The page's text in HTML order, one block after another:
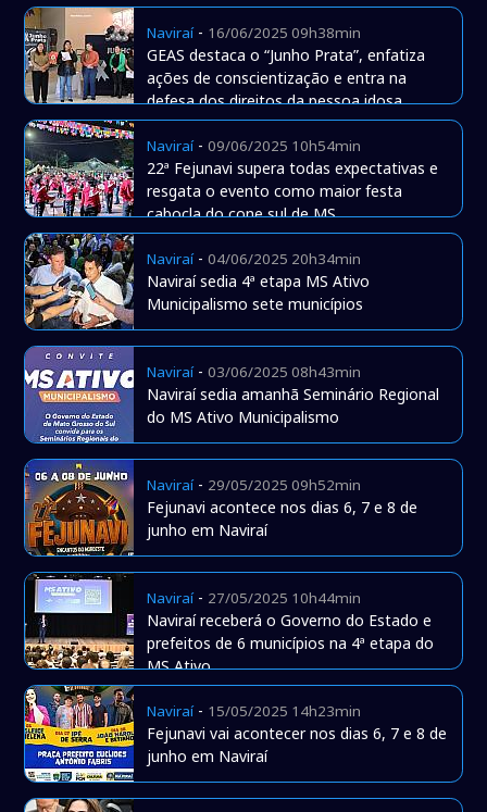
Naviraí- 16/06/2025 09h38min
GEAS destaca o “Junho Prata”, enfatiza
ações de conscientização e entra na
defesa dos direitos da pessoa idosa
Naviraí-09/06/2025 10h54min
22ª Fejunavi supera todas expectativas e
resgata o evento como maior festa
cabocla do cone sul de MS
Naviraí-04/06/2025 20h34min
Naviraí sedia 4ª etapa MS Ativo
Municipalismo sete municípios
Naviraí-03/06/2025 08h43min
Naviraí sedia amanhã Seminário Regional
do MS Ativo Municipalismo
Naviraí- 29/05/2025 09h52min
Fejunavi acontece nos dias 6, 7 e 8 de
junho em Naviraí
Naviraí- 27/05/2025 10h44min
Naviraí receberá o Governo do Estado e
prefeitos de 6 municípios na 4ª etapa do
MS Ativo
Naviraí- 15/05/2025 14h23min
Fejunavi vai acontecer nos dias 6, 7 e 8 de
junho em Naviraí